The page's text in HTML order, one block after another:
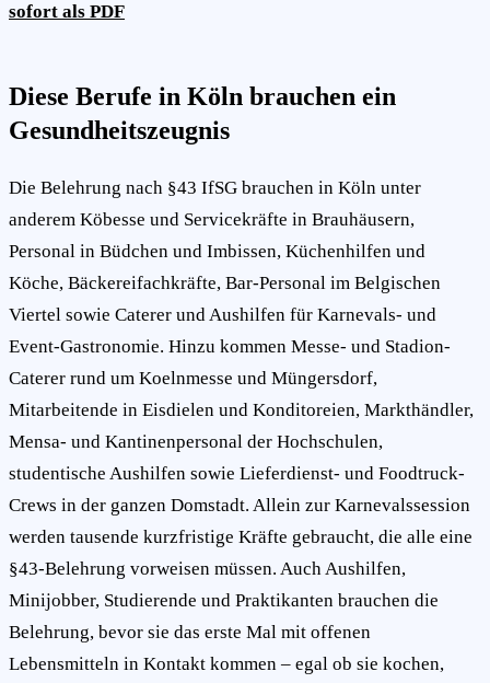
sofort als PDF
Diese Berufe in Köln brauchen ein
Gesundheitszeugnis
Die Belehrung nach §43 IfSG brauchen in Köln unter
anderem Köbesse und Servicekräfte in Brauhäusern,
Personal in Büdchen und Imbissen, Küchenhilfen und
Köche, Bäckereifachkräfte, Bar-Personal im Belgischen
Viertel sowie Caterer und Aushilfen für Karnevals- und
Event-Gastronomie. Hinzu kommen Messe- und Stadion-
Caterer rund um Koelnmesse und Müngersdorf,
Mitarbeitende in Eisdielen und Konditoreien, Markthändler,
Mensa- und Kantinenpersonal der Hochschulen,
studentische Aushilfen sowie Lieferdienst- und Foodtruck-
Crews in der ganzen Domstadt. Allein zur Karnevalssession
werden tausende kurzfristige Kräfte gebraucht, die alle eine
§43-Belehrung vorweisen müssen. Auch Aushilfen,
Minijobber, Studierende und Praktikanten brauchen die
Belehrung, bevor sie das erste Mal mit offenen
Lebensmitteln in Kontakt kommen – egal ob sie kochen,